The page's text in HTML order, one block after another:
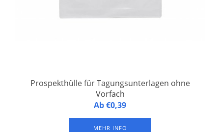
Prospekthülle für Tagungsunterlagen ohne
Vorfach
A5-Prospekthülle aus weicher Kunststofffolie für
Ab €0,39
MEHR INFO